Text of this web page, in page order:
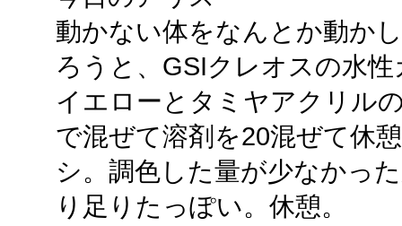
動かない体をなんとか動か
ろうと、GSIクレオスの水
イエローとタミヤアクリル
で混ぜて溶剤を20混ぜて休
シ。調色した量が少なかっ
り足りたっぽい。休憩。